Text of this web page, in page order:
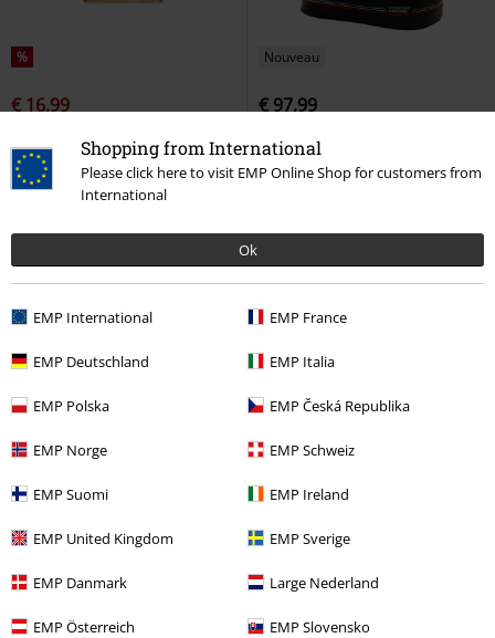
Shopping from International
Please click here to visit EMP Online Shop for customers from
International
Ok
EMP International EMP France
EMP Deutschland EMP Italia
EMP Polska EMP Česká Republika
EMP Norge EMP Schweiz
EMP Suomi EMP Ireland
EMP United Kingdom EMP Sverige
EMP Danmark Large Nederland
EMP Österreich EMP Slovensko
%
€ 16,99
bandoulière
Nouveau
€ 97,99
Pokémon
PVC€ 49,95
€ 32,99
Évolutions Carapuce
Sac à dos
€ 68,99
Loungefly - Floral Pikachu
Pokémon
Sac à bandoulière